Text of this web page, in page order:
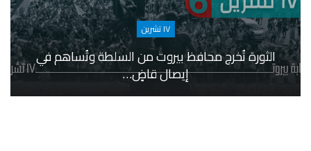
١٧ تشرين
الثورة تُخرج محافظ بيروت من السلطة وتُساهم في
إيصال قاضٍ…